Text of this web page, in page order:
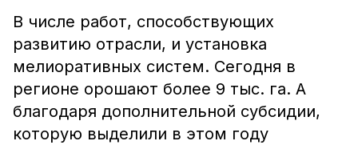
В числе работ, способствующих
развитию отрасли, и установка
мелиоративных систем. Сегодня в
регионе орошают более 9 тыс. га. А
благодаря дополнительной субсидии,
которую выделили в этом году